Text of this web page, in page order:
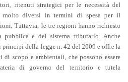
ritenuti strategici per le necessità del
molto diversi in termini di spesa per il
Tuttavia, le tre regioni hanno richiesto
pubblica e del sistema tributario. Anche
della legge n. 42 del 2009 e offre la
scopo e ambientali, che possono essere
di governo del territorio e tutela